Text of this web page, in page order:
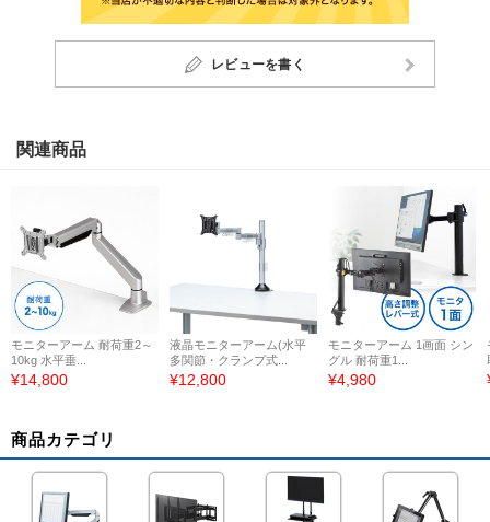
レビューを書く
関連商品
モニターアーム 耐荷重2～
10kg 水平垂...
¥14,800
液晶モニターアーム(水平
多関節・クランプ式...
¥12,800
モニターアーム 1画面 シン
グル 耐荷重1...
¥4,980
商品カテゴリ